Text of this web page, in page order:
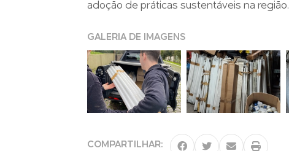
adoção de práticas sustentáveis na região.
GALERIA DE IMAGENS
COMPARTILHAR: